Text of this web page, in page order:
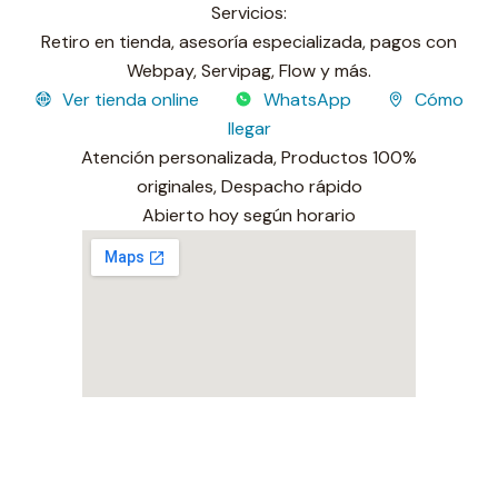
Servicios:
Retiro en tienda, asesoría especializada, pagos con
Webpay, Servipag, Flow y más.
Ver tienda online
WhatsApp
Cómo
llegar
Atención personalizada,Productos 100%
originales,Despacho rápido
Sucursal operativa
Abierto hoy según horario